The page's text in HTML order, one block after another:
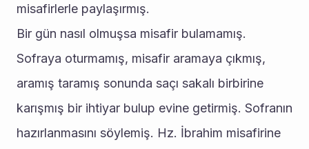
misafirlerle paylaşırmış.
Bir gün nasıl olmuşsa misafir bulamamış.
Sofraya oturmamış, misafir aramaya çıkmış,
aramış taramış sonunda saçı sakalı birbirine
karışmış bir ihtiyar bulup evine getirmiş. Sofranın
hazırlanmasını söylemiş. Hz. İbrahim misafirine